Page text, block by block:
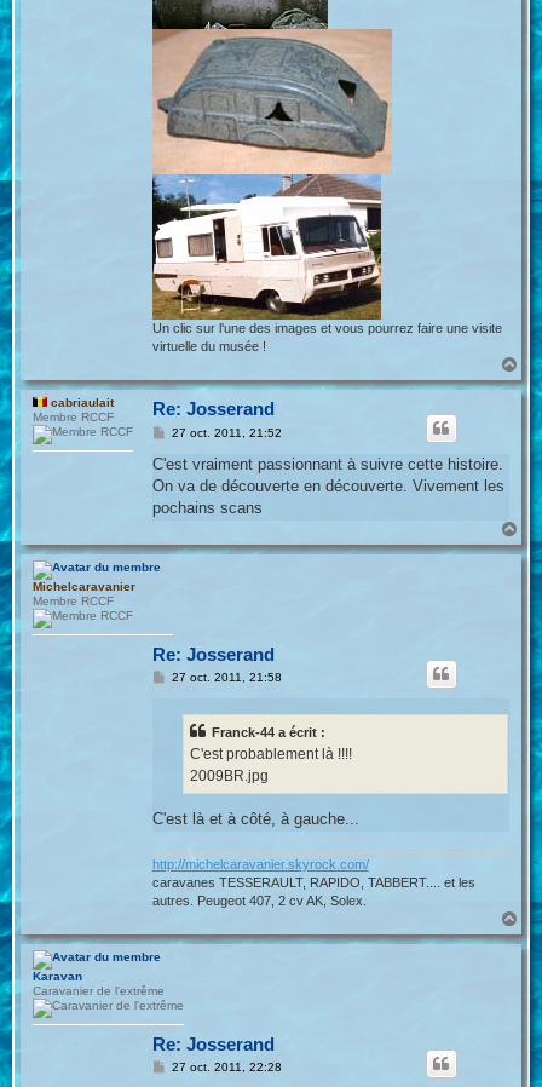
Un clic sur l'une des images et vous pourrez faire une visite
virtuelle du musée !
a
u
cabriaulait
Membre RCCF
Re: Josserand
M
s
a
g
27 oct. 2011, 21:52
C'est vraiment passionnant à suivre cette histoire.
On va de découverte en découverte. Vivement les
pochains scans
a
u
Michelcaravanier
Membre RCCF
Re: Josserand
M27 oct. 2011, 21:58
Franck-44 a écrit :
C'est probablement là !!!!
2009BR.jpg
C'est là et à côté, à gauche...
http://michelcaravanier.skyrock.com/
caravanes TESSERAULT, RAPIDO, TABBERT.... et les
autres. Peugeot 407, 2 cv AK, Solex.
a
u
Karavan
Caravanier de l'extrême
Re: Josserand
M27 oct. 2011, 22:28